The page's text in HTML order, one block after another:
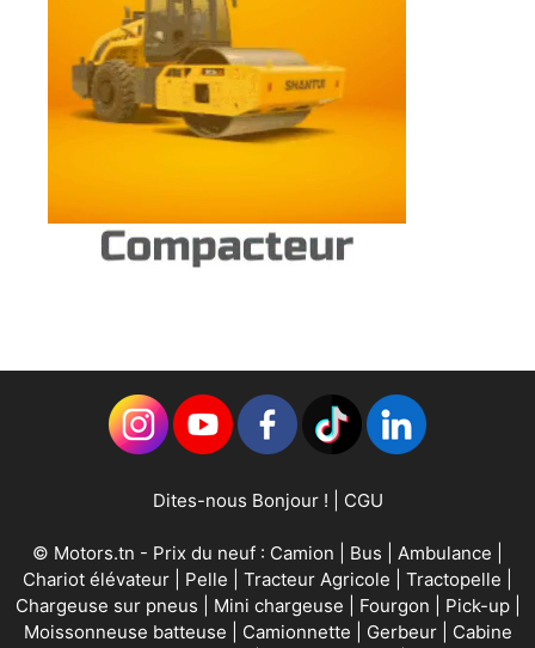
Dites-nous Bonjour ! CGU
© Motors.tn - Prix du neuf : Camion Bus Ambulance
Chariot élévateur
Pelle Tracteur Agricole Tractopelle
Chargeuse sur pneus
Mini chargeuse Fourgon Pick-up
Moissonneuse batteuse
Camionnette Gerbeur
Cabine